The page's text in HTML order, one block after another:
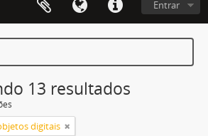
Entrar
13 resultados
digitais